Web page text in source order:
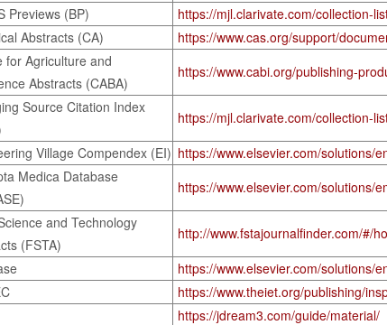
Previews (BP)
https://mjl.clarivate.com/collection-
Abstracts (CA)
https://www.cas.org/support/
for Agriculture and
Abstracts (CABA)
https://www.cabi.org/publishing-
Source Citation Index
https://mjl.clarivate.com/collection-
Village Compendex (EI) https://www.elsevier.com/solutions/
Medica Database
https://www.elsevier.com/solutions/
and Technology
(FSTA)
http://www.fstajournalfinder.com/#/
https://www.elsevier.com/solutions/
https://www.theiet.org/publishing/
https://jdream3.com/guide/material/